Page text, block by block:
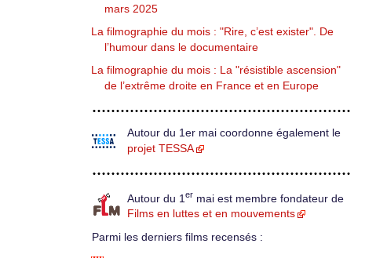
mars 2025
La filmographie du mois : "Rire, c’est exister". De
l’humour dans le documentaire
La filmographie du mois : La "résistible ascension"
de l’extrême droite en France et en Europe
Autour du 1er mai coordonne également le
projet TESSA
Autour du 1 er mai est membre fondateur de
Films en luttes et en mouvements
Parmi les derniers films recensés :